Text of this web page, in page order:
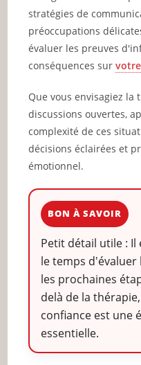
stratégies de
préoccupations
évaluer les preuves
conséquences survotre
Que vous envisagiez la
discussions ouvertes,
complexité de ces
décisions éclairées et
émotionnel.
BON À SAVOIR
Petit détail utile :
le temps
les prochaines
delà de la
confiance est une
essentielle.